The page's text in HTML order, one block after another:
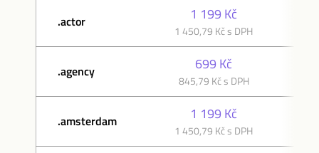
.actor 1 199 Kč
1 450,79 Kč s DPH
.agency 699 Kč
845,79 Kč s DPH
.amsterdam 1 199 Kč
1 450,79 Kč s DPH